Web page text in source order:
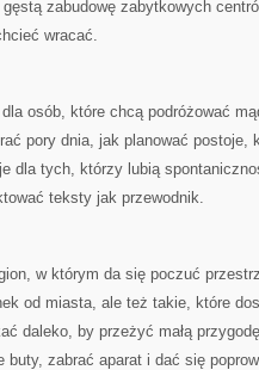
zabudowę zabytkowych
wracać.
osób, które chcą podróżować
pory dnia, jak planować postoje,
dla tych, którzy lubią
teksty jak przewodnik.
w którym da się poczuć
od miasta, ale też takie, które
daleko, by przeżyć małą
buty, zabrać aparat i dać się